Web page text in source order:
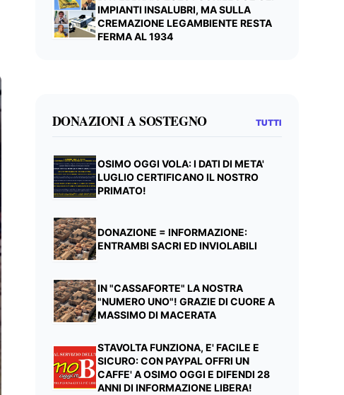
IMPIANTI INSALUBRI, MA SULLA
CREMAZIONE LEGAMBIENTE RESTA
FERMA AL 1934
DONAZIONI A SOSTEGNO TUTTI
OSIMO OGGI VOLA: I DATI DI META'
LUGLIO CERTIFICANO IL NOSTRO
PRIMATO!
DONAZIONE = INFORMAZIONE:
ENTRAMBI SACRI ED INVIOLABILI
IN "CASSAFORTE" LA NOSTRA
"NUMERO UNO"! GRAZIE DI CUORE A
MASSIMO DI MACERATA
STAVOLTA FUNZIONA, E' FACILE E
SICURO: CON PAYPAL OFFRI UN
CAFFE' A OSIMO OGGI E DIFENDI 28
ANNI DI INFORMAZIONE LIBERA!